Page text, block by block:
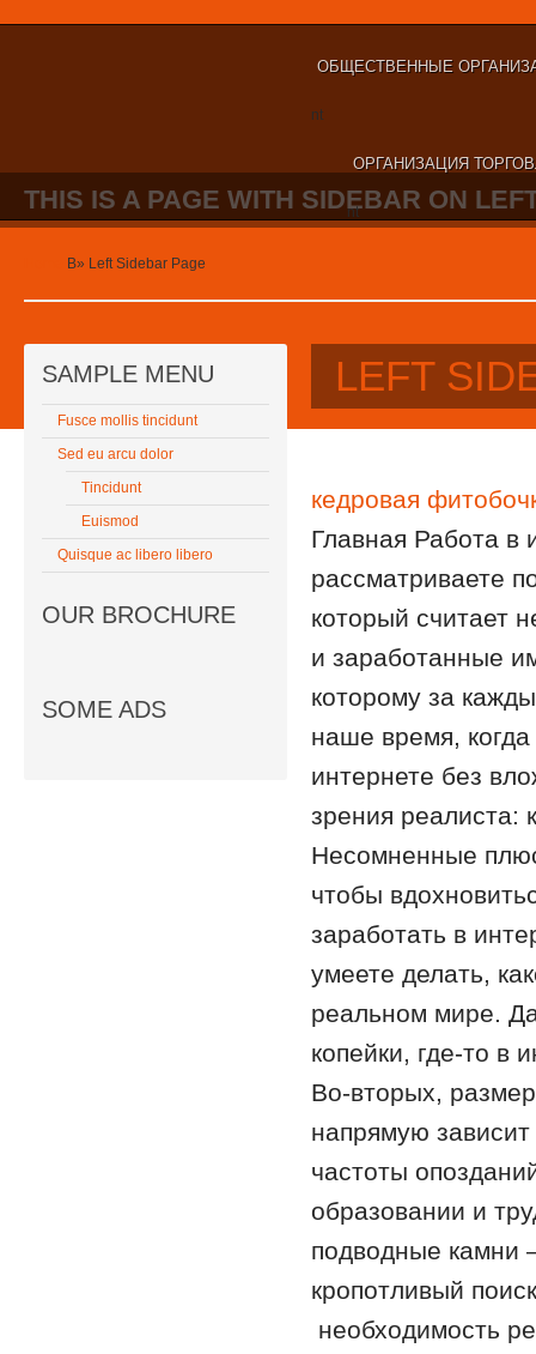
ОБЩЕСТВЕННЫЕ
nt
ОРГАНИЗАЦИЯ
nt
THIS IS A PAGE WITH SIDEBAR ON
В» Left Sidebar Page
SAMPLE MENU
Fusce mollis tincidunt
Sed eu arcu dolor
Tincidunt
Euismod
Quisque ac libero libero
OUR BROCHURE
SOME ADS
LEFT
кедровая
Главная Работа в
рассматриваете
который считает
и заработанные
которому за
наше время, когда
интернете без
зрения реалиста:
Несомненные
чтобы
заработать в
умеете делать,
реальном мире.
копейки, где-то в
Во-вторых,
напрямую зависит
частоты
образовании и
подводные камни
кропотливый
необходимость